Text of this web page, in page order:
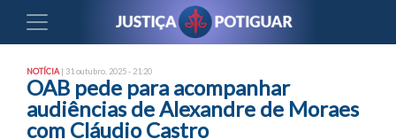
NOTÍCIA | 31 outubro, 2025 - 21:20
OAB pede para acompanhar
audiências de Alexandre de Moraes
com Cláudio Castro